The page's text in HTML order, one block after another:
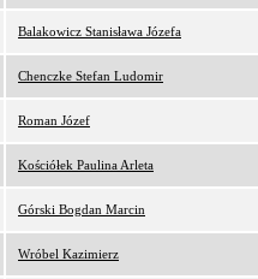
Balakowicz Stanisława Józefa
Chenczke Stefan Ludomir
Roman Józef
Kościółek Paulina Arleta
Górski Bogdan Marcin
Wróbel Kazimierz